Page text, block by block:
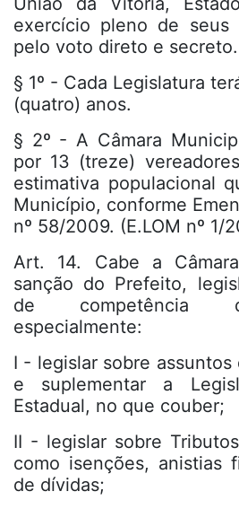
exercício pleno de seus
pelo voto direto e secreto.
§ 1º - Cada Legislatura
(quatro) anos.
§ 2º - A Câmara
por 13 (treze)
estimativa populacional
Município, conforme
nº 58/2009. (E.LOM nº 1/
Art. 14. Cabe a
sanção do Prefeito,
de competência
especialmente:
I - legislar sobre
e suplementar a
Estadual, no que couber;
II - legislar sobre
como isenções, anistias
de dívidas;